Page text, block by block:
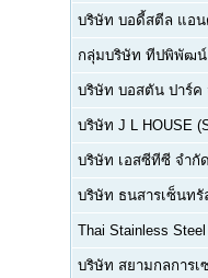
บริษัท บอดี้สตีล แอน
กลุ่มบริษัท ทีปพิพัฒน์
บริษัท บอสตัน ปาร์ค
บริษัท J L HOUSE
บริษัท เอสซีทีซี จำกัด
บริษัท ธนสารเซ็นท
Thai Stainless
บริษัท สยามกลการเ